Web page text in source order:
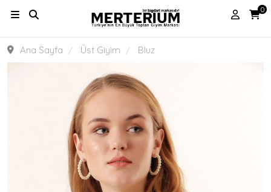
0
Ana Sayfa Üst Giyim Bluz